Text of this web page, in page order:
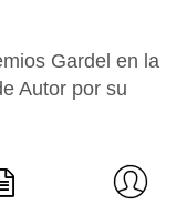
Gardel en la
Autor por su